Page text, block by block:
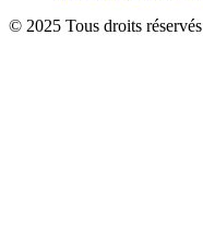
© 2025 Tous droits réservés